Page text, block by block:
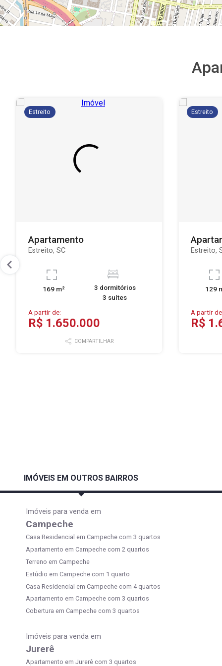
Estreito
Apartamento
Estreito, SC
169 m²
3 dormitórios
3 suítes
A partir de:
R$ 1.650.000
COMPARTILHAR
Estreito
Estreito,
129
A partir
R$
IMÓVEIS EM OUTROS BAIRROS
Imóveis para venda em
Campeche
Casa Residencial em Campeche com 3 quartos
Apartamento em Campeche com 2 quartos
Terreno em Campeche
Estúdio em Campeche com 1 quarto
Casa Residencial em Campeche com 4 quartos
Apartamento em Campeche com 3 quartos
Cobertura em Campeche com 3 quartos
Imóveis para venda em
Jurerê
Apartamento em Jurerê com 3 quartos